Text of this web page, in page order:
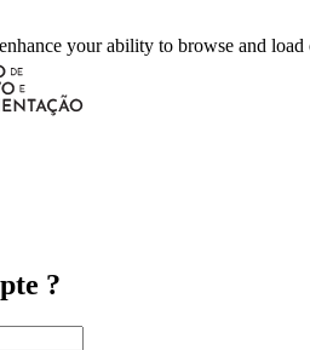
your ability to browse and load
?